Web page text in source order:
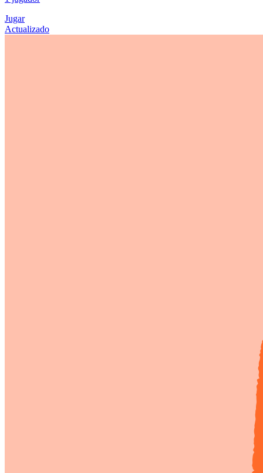
Jugar
Actualizado